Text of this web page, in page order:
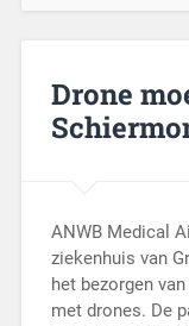
Drone
ANWB Medical
ziekenhuis van
het bezorgen
met drones. De